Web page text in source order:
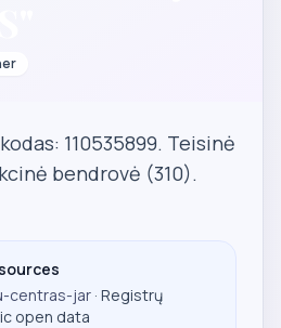
110535899. Teisinė
bendrovė (310).
centras-jar · Registrų
open data